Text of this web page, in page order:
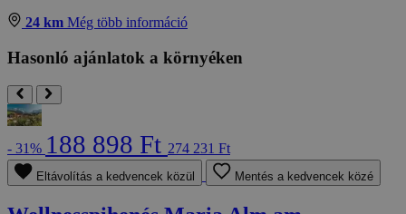
24 km Még több információ
Hasonló ajánlatok a környéken
- 31% 188 898 Ft 274 231 Ft
Eltávolítás a kedvencek közül Mentés a kedvencek közé